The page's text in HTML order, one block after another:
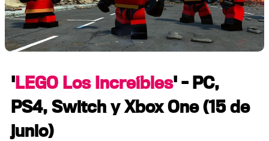
'LEGO Los Increíbles' - PC,
PS4, Switch y Xbox One (15 de
junio)